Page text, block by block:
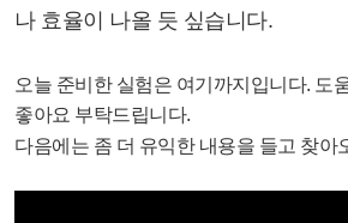
나 효율이 나올 듯 싶습니다.
오늘 준비한 실험은 여기까지입니다. 도
좋아요 부탁드립니다.
다음에는 좀 더 유익한 내용을 들고 찾아